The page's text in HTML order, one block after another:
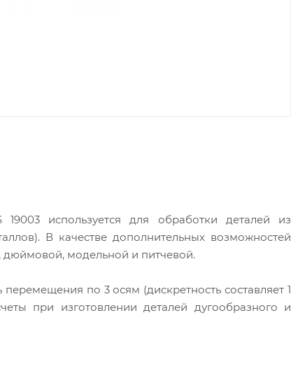
используется для обработки деталей из
В качестве дополнительных возможностей
дюймовой, модельной и питчевой.
по 3 осям (дискретность составляет 1
при изготовлении деталей дугообразного и